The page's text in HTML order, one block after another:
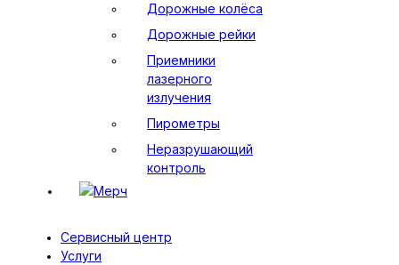
Дорожные колёса
Дорожные рейки
Приемники
лазерного
излучения
Пирометры
Неразрушающий
контроль
Мерч
Сервисный центр
Услуги